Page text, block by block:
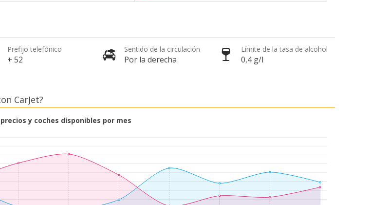
Prefijo telefónico
+ 52
Sentido de la circulación
Por la derecha
Límite de la tasa de alcohol
0,4 g/l
CarJet?
y coches disponibles por mes